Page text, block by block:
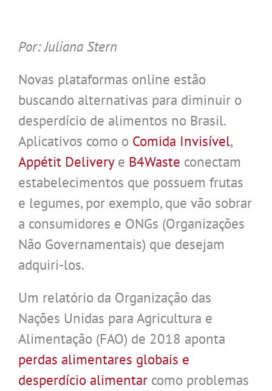
Por: Juliana Stern
Novas plataformas online estão
buscando alternativas para diminuir o
desperdício de alimentos no Brasil.
Aplicativos como o Comida Invisível,
Appétit Deliverye B4Waste conectam
estabelecimentos que possuem frutas
e legumes, por exemplo, que vão sobrar
a consumidores e ONGs (Organizações
Não Governamentais) que desejam
adquiri-los.
Um relatório da Organização das
Nações Unidas para Agricultura e
Alimentação (FAO) de 2018 aponta
perdas alimentares globais e
desperdício alimentarcomo problemas